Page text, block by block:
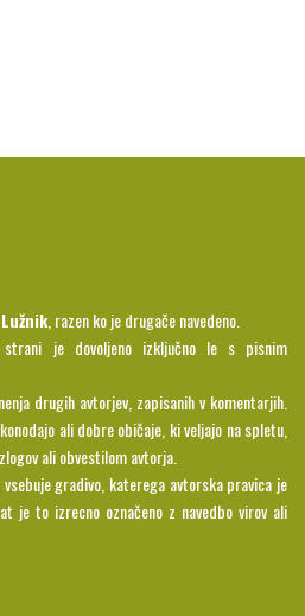
, razen ko je drugače navedeno.
strani je dovoljeno izključno le s pisnim
drugih avtorjev, zapisanih v komentarjih.
ali dobre običaje, ki veljajo na spletu,
ali obvestilom avtorja.
gradivo, katerega avtorska pravica je
je to izrecno označeno z navedbo virov ali